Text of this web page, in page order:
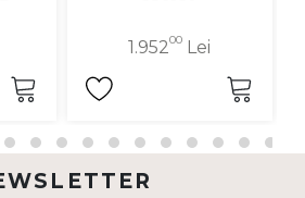
1.95200 Lei